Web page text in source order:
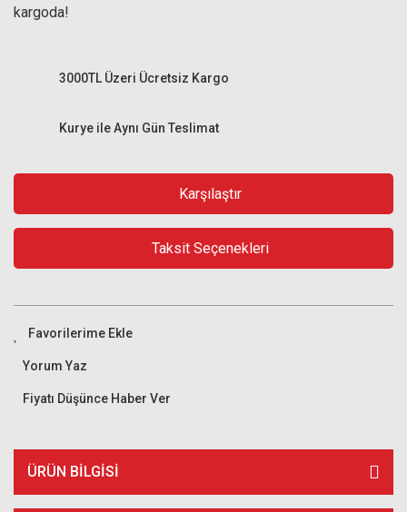
kargoda!
Kurye ile Aynı Gün Teslimat
3000TL Üzeri Ücretsiz Kargo
Karşılaştır
Taksit Seçenekleri
Yorum Yaz
Fiyatı Düşünce Haber Ver
ÜRÜN BILGISI